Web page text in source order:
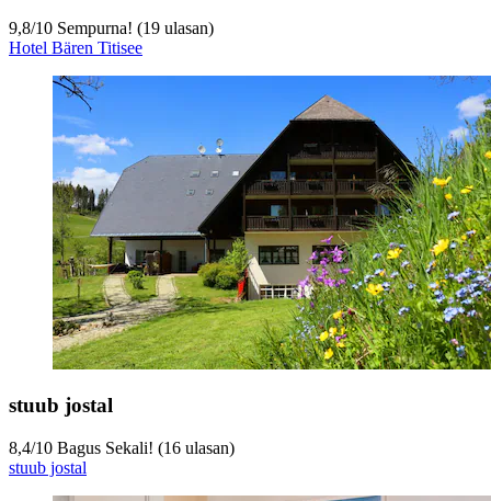
9,8/10 Sempurna! (19 ulasan)
Hotel Bären Titisee
stuub jostal
8,4/10 Bagus Sekali! (16 ulasan)
stuub jostal